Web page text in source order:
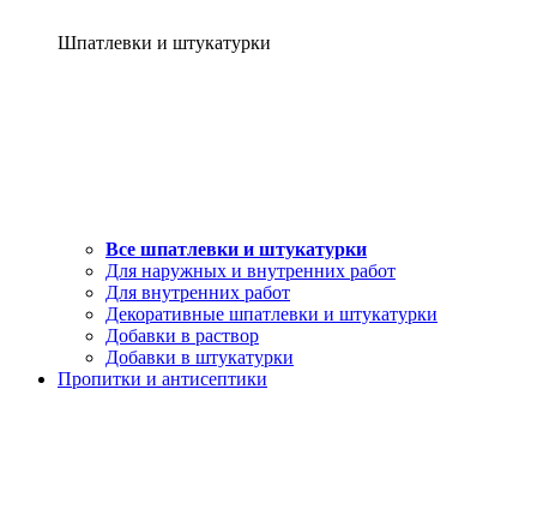
Шпатлевки и штукатурки
Все шпатлевки и штукатурки
Для наружных и внутренних работ
Для внутренних работ
Декоративные шпатлевки и штукатурки
Добавки в раствор
Добавки в штукатурки
Пропитки и антисептики